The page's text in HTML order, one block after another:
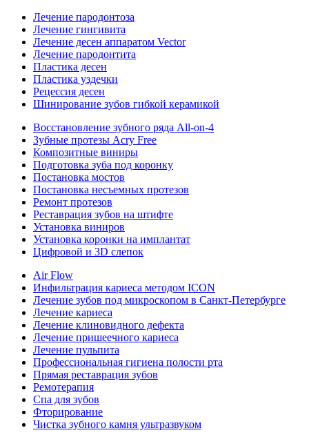
Лечение пародонтоза
Лечение гингивита
Лечение десен аппаратом Vector
Лечение пародонтита
Пластика десен
Пластика уздечки
Рецессия десен
Шинирование зубов гибкой керамикой
Восстановление зубного ряда All‑on‑4
Зубные протезы Acry Free
Композитные виниры
Подготовка зуба под коронку
Постановка мостов
Постановка несъемных протезов
Ремонт протезов
Реставрация зубов на штифте
Установка виниров
Установка коронки на имплантат
Цифровой и 3D слепок
Air Flow
Инфильтрация кариеса методом ICON
Лечение зубов под микроскопом в Санкт-Петербурге
Лечение кариеса
Лечение клиновидного дефекта
Лечение пришеечного кариеса
Лечение пульпита
Профессиональная гигиена полости рта
Прямая реставрация зубов
Ремотерапия
Спа для зубов
Фторирование
Чистка зубного камня ультразвуком